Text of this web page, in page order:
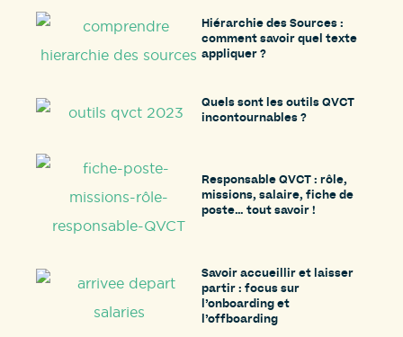
Hiérarchie des Sources :
comment savoir quel texte
appliquer ?
Quels sont les outils QVCT
incontournables ?
Responsable QVCT : rôle,
missions, salaire, fiche de
poste… tout savoir !
Savoir accueillir et laisser
partir : focus sur
l’onboarding et
l’offboarding